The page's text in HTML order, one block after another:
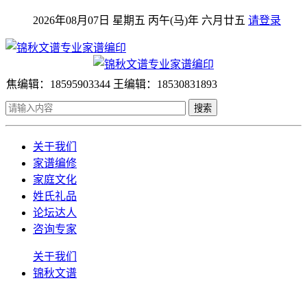
2026年08月07日 星期五 丙午(马)年 六月廿五 请登录
焦编辑：18595903344 王编辑：18530831893
搜索
关于我们
家谱编修
家庭文化
姓氏礼品
论坛达人
咨询专家
关于我们
锦秋文谱